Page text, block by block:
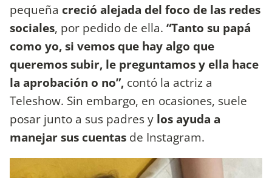
pequeña creció alejada del foco de las redes
sociales, por pedido de ella. “Tanto su papá
como yo, si vemos que hay algo que
queremos subir, le preguntamos y ella hace
la aprobación o no”, contó la actriz a
Teleshow. Sin embargo, en ocasiones, suele
posar junto a sus padres y los ayuda a
manejar sus cuentas de Instagram.